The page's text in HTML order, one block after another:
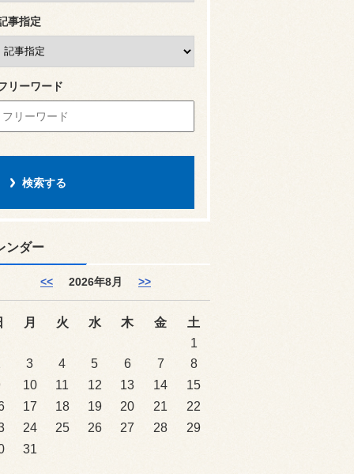
事指定
リーワード
ンダー
<< 2026年8月 >>
月 火 水 木 金
土
1
3 4 5 6 7
8
10 11 12 13 14
15
17 18 19 20 21
22
24 25 26 27 28
29
31